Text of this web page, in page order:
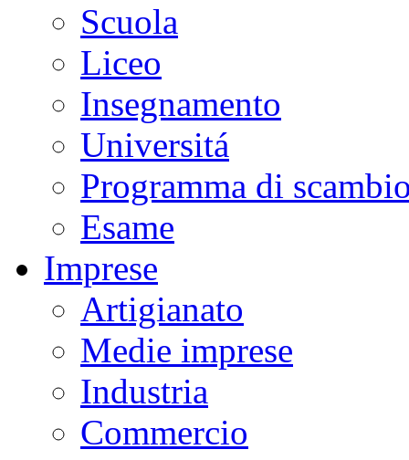
Scuola
Liceo
Insegnamento
Universitá
Programma di
Esame
Imprese
Artigianato
Medie imprese
Industria
Commercio